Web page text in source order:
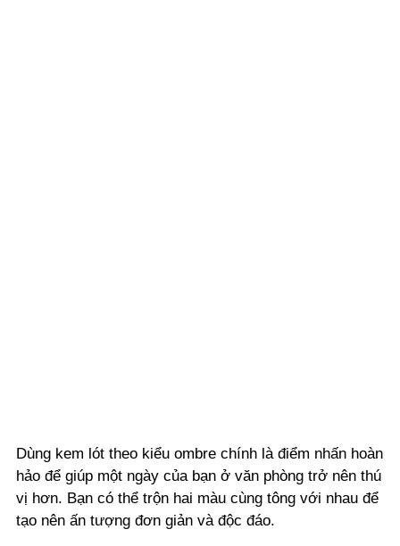
Dùng kem lót theo kiểu ombre chính là điểm nhấn hoàn
hảo để giúp một ngày của bạn ở văn phòng trở nên thú
vị hơn. Bạn có thể trộn hai màu cùng tông với nhau để
tạo nên ấn tượng đơn giản và độc đáo.